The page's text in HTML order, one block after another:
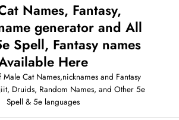
Names, Fantasy,
generator and All
Spell, Fantasy names
Here
Male Cat Names,nicknames and Fantasy
Druids, Random Names, and Other 5e
Spell & 5e languages